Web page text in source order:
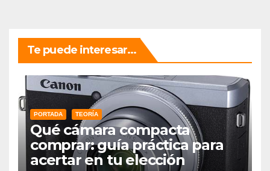
Te puede interesar...
PORTADA TEORÍA
Qué cámara compacta
comprar: guía práctica para
acertar en tu elección